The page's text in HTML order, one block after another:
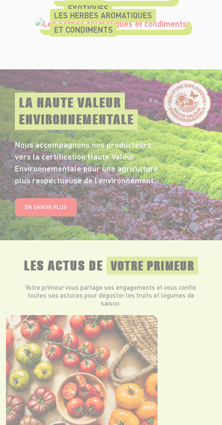
EXOTIQUES
LES HERBES AROMATIQUES
ET CONDIMENTS
LA HAUTE VALEUR
ENVIRONNEMENTALE
Nous accompagnons nos producteurs
vers la certification Haute Valeur
Environnementale pour une agriculture
plus respectueuse de l’environnement.
EN SAVOIR PLUS
LES ACTUS DE VOTRE PRIMEUR
Votre primeur vous partage ses engagements et vous confie
toutes ses astuces pour déguster les fruits et légumes de
saison.